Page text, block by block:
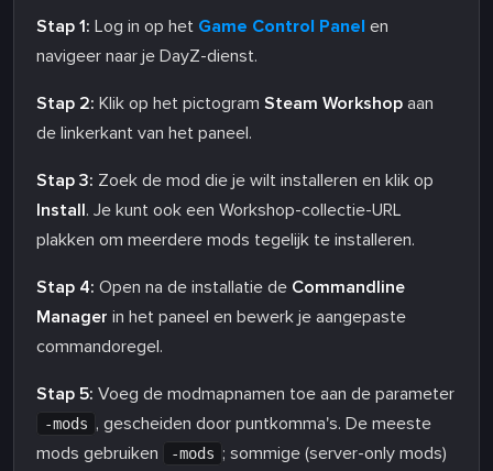
Stap 1: Log in op het Game Control Panel en
navigeer naar je DayZ-dienst.
Stap 2: Klik op het pictogram Steam Workshop aan
de linkerkant van het paneel.
Stap 3: Zoek de mod die je wilt installeren en klik op
Install. Je kunt ook een Workshop-collectie-URL
plakken om meerdere mods tegelijk te installeren.
Stap 4: Open na de installatie de Commandline
Manager in het paneel en bewerk je aangepaste
commandoregel.
Stap 5: Voeg de modmapnamen toe aan de parameter
-mods , gescheiden door puntkomma's. De meeste
mods gebruiken
-mods ; sommige (server-only mods)